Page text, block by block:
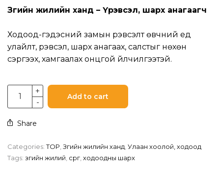
Зөгийн жилийн ханд – Үрэвсэл, шарх анагаагч
Ходоод-гэдэсний замын үрэвсэлт өвчний үед
улайлт, үрэвсэл, шарх анагаах, салстыг нөхөн
сэргээх, хамгаалах онцгой үйлчилгээтэй.
Add to cart
Share
Categories:TOP Зөгийн жилийн ханд Улаан хоолой, ходоод
Tags: зөгийн жилий сөөргөө ходоодны шарх